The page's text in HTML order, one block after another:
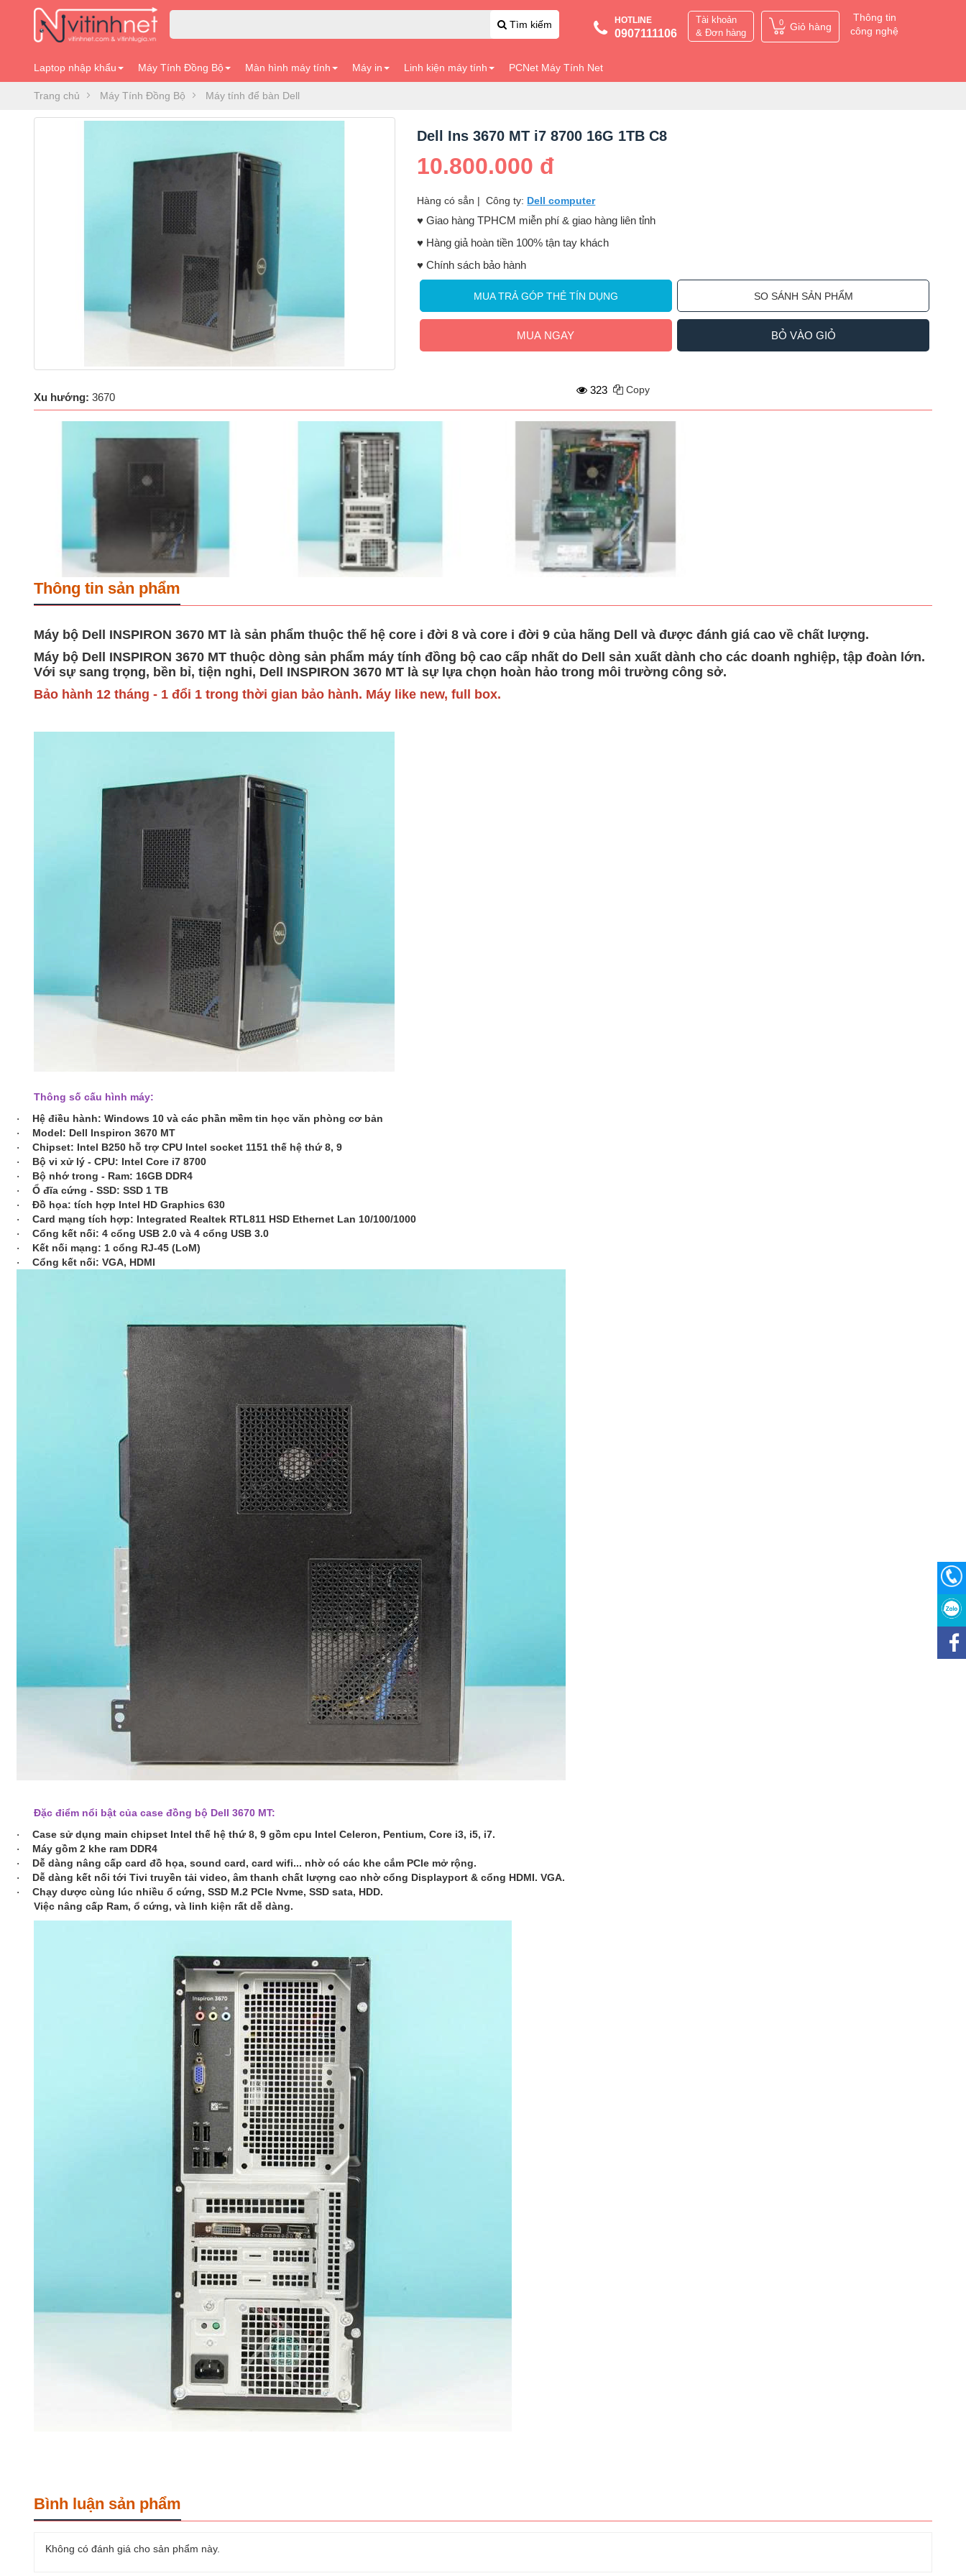
Tìm kiếm HOTLINE
0907111106
Tài khoản
& Đơn hàng
0 Giỏ hàng
Thông tin
công nghệ
Laptop nhập khẩu Máy Tính Đồng Bộ Màn hình máy tính Máy in Linh kiện máy tính PCNet Máy Tính Net
Trang chủ Máy Tính Đồng Bộ Máy tính để bàn Dell
Dell Ins 3670 MT i7 8700 16G 1TB C8
10.800.000 đ
Hàng có sẳn |Công ty: Dell computer
♥️ Giao hàng TPHCM miễn phí & giao hàng liên tỉnh
♥️ Hàng giả hoàn tiền 100% tận tay khách
♥️ Chính sách bảo hành
MUA TRẢ GÓP THẺ TÍN DỤNG SO SÁNH SẢN PHẨM
MUA NGAY BỎ VÀO GIỎ
Xu hướng: 3670
323 Copy
Thông tin sản phẩm
Máy bộ Dell INSPIRON 3670 MT là sản phẩm thuộc thế hệ core i đời 8 và core i đời 9 của hãng Dell và được đánh giá cao về chất lượng.
Máy bộ Dell INSPIRON 3670 MT thuộc dòng sản phẩm máy tính đồng bộ cao cấp nhất do Dell sản xuất dành cho các doanh nghiệp, tập đoàn lớn.
Với sự sang trọng, bền bỉ, tiện nghi, Dell INSPIRON 3670 MT là sự lựa chọn hoàn hảo trong môi trường công sở.
Bảo hành 12 tháng - 1 đổi 1 trong thời gian bảo hành. Máy like new, full box.
Thông số cấu hình máy:
· Hệ điều hành: Windows 10 và các phần mềm tin học văn phòng cơ bản
· Model: Dell Inspiron 3670 MT
· Chipset: Intel B250 hỗ trợ CPU Intel socket 1151 thế hệ thứ 8, 9
· Bộ vi xử lý - CPU: Intel Core i7 8700
· Bộ nhớ trong - Ram: 16GB DDR4
· Ổ đĩa cứng - SSD: SSD 1 TB
· Đồ họa: tích hợp Intel HD Graphics 630
· Card mạng tích hợp: Integrated Realtek RTL811 HSD Ethernet Lan 10/100/1000
· Cổng kết nối: 4 cổng USB 2.0 và 4 cổng USB 3.0
· Kết nối mạng: 1 cổng RJ-45 (LoM)
· Cổng kết nối: VGA, HDMI
Đặc điểm nổi bật của case đồng bộ Dell 3670 MT:
· Case sử dụng main chipset Intel thế hệ thứ 8, 9 gồm cpu Intel Celeron, Pentium, Core i3, i5, i7.
· Máy gồm 2 khe ram DDR4
· Dễ dàng nâng cấp card đồ họa, sound card, card wifi... nhờ có các khe cắm PCIe mở rộng.
· Dễ dàng kết nối tới Tivi truyền tải video, âm thanh chất lượng cao nhờ cổng Displayport & cổng HDMI. VGA.
·
Chạy dược cùng lúc nhiều ổ cứng, SSD M.2 PCIe Nvme, SSD sata, HDD.
Việc nâng cấp Ram, ổ cứng, và linh kiện rất dễ dàng.
Bình luận sản phẩm
Không có đánh giá cho sản phẩm này.